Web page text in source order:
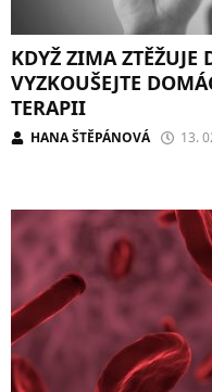
KDYŽ ZIMA ZTĚŽUJE
VYZKOUŠEJTE
TERAPII
HANA ŠTĚPÁNOVÁ 13.